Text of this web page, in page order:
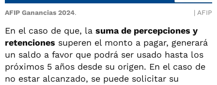
AFIP Ganancias 2024. AFIP
En el caso de que, la suma de percepciones y
retenciones superen el monto a pagar, generará
un saldo a favor que podrá ser usado hasta los
próximos 5 años desde su origen. En el caso de
no estar alcanzado, se puede solicitar su